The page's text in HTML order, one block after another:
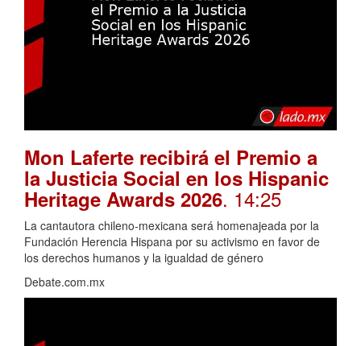
Mon Laferte recibirá el Premio a
la Justicia Social en los Hispanic
Heritage Awards 2026. 14:25
La cantautora chileno-mexicana será homenajeada por la
Fundación Herencia Hispana por su activismo en favor de
los derechos humanos y la igualdad de género
Debate.com.mx